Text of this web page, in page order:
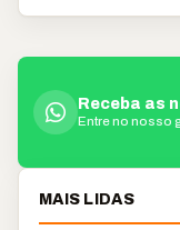
Receba as
Entre no nosso
MAIS LIDAS